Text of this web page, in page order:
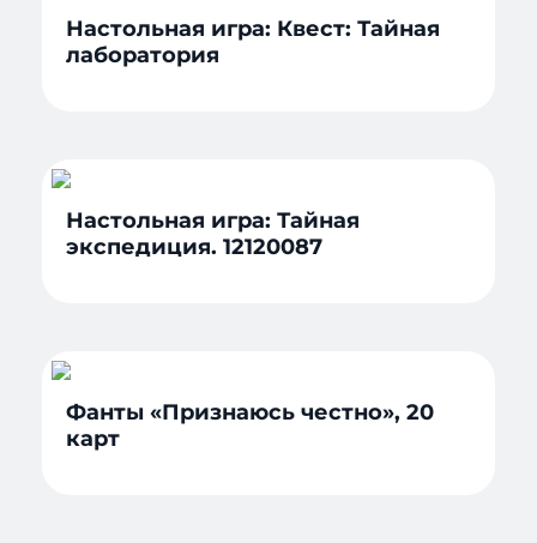
Настольная игра: Квест: Тайная
лаборатория
Настольная игра: Тайная
экспедиция. 12120087
Фанты «Признаюсь честно», 20
карт